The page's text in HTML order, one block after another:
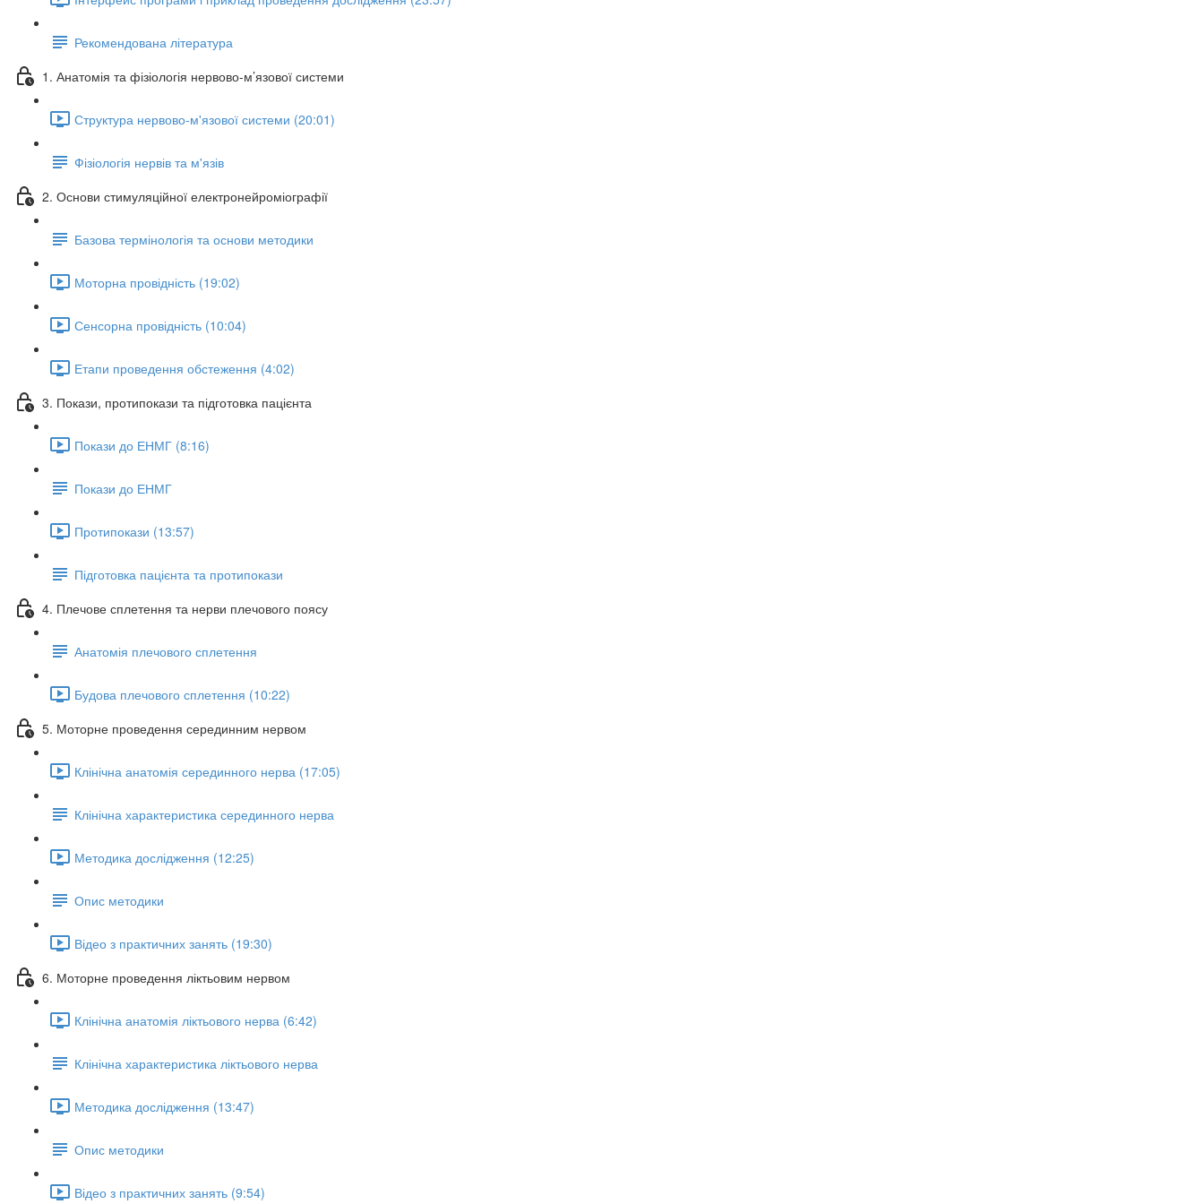
Рекомендована література
1. Анатомія та фізіологія нервово-м’язової системи
Структура нервово-м'язової системи (20:01)
Фізіологія нервів та м'язів
2. Основи стимуляційної електронейроміографії
Базова термінологія та основи методики
Моторна провідність (19:02)
Сенсорна провідність (10:04)
Етапи проведення обстеження (4:02)
3. Покази, протипокази та підготовка пацієнта
Покази до ЕНМГ (8:16)
Покази до ЕНМГ
Протипокази (13:57)
Підготовка пацієнта та протипокази
4. Плечове сплетення та нерви плечового поясу
Анатомія плечового сплетення
Будова плечового сплетення (10:22)
5. Моторне проведення серединним нервом
Клінічна анатомія серединного нерва (17:05)
Клінічна характеристика серединного нерва
Методика дослідження (12:25)
Опис методики
Відео з практичних занять (19:30)
6. Моторне проведення ліктьовим нервом
Клінічна анатомія ліктьового нерва (6:42)
Клінічна характеристика ліктьового нерва
Методика дослідження (13:47)
Опис методики
Відео з практичних занять (9:54)